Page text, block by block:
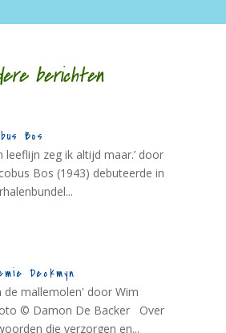
berichten
Bos
leeflijn zeg ik altijd maar.’ door
Bos (1943) debuteerde in
Deckmyn
de mallemolen' door Wim
© Damon De Backer Over
die verzorgen en...